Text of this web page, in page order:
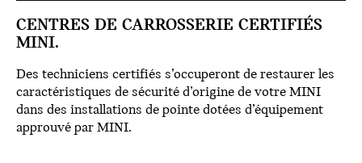
CENTRES DE CARROSSERIE CERTIFIÉS
MINI.
Des techniciens certifiés s’occuperont de restaurer les
caractéristiques de sécurité d’origine de votre MINI
dans des installations de pointe dotées d’équipement
approuvé par MINI.